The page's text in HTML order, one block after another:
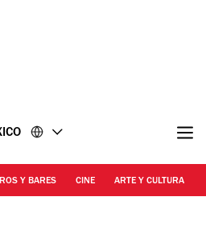
Y BARES CINE ARTE Y CULTURA